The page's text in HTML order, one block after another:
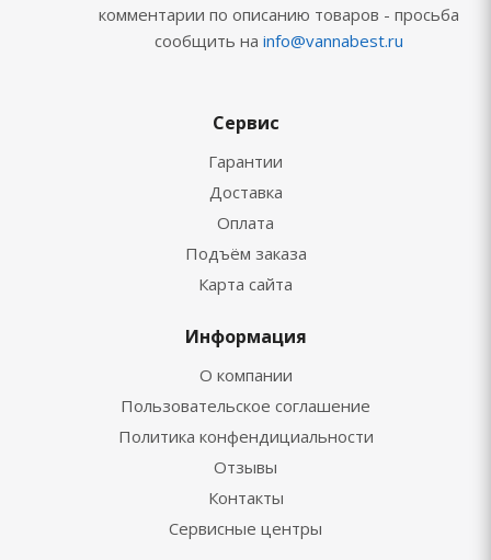
комментарии по описанию товаров - просьба
сообщить на info@vannabest.ru
Сервис
Гарантии
Доставка
Оплата
Подъём заказа
Карта сайта
Информация
О компании
Пользовательское соглашение
Политика конфендициальности
Отзывы
Контакты
Сервисные центры